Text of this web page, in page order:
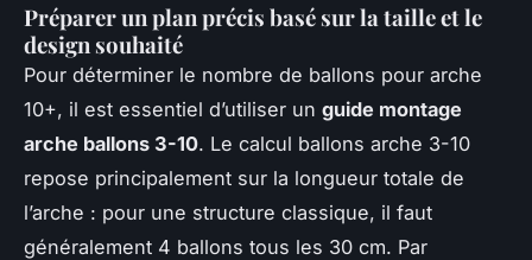
Préparer un plan précis basé sur la taille et le
design souhaité
Pour déterminer le nombre de ballons pour arche
10+, il est essentiel d’utiliser un guide montage
arche ballons 3-10. Le calcul ballons arche 3-10
repose principalement sur la longueur totale de
l’arche : pour une structure classique, il faut
généralement 4 ballons tous les 30 cm. Par